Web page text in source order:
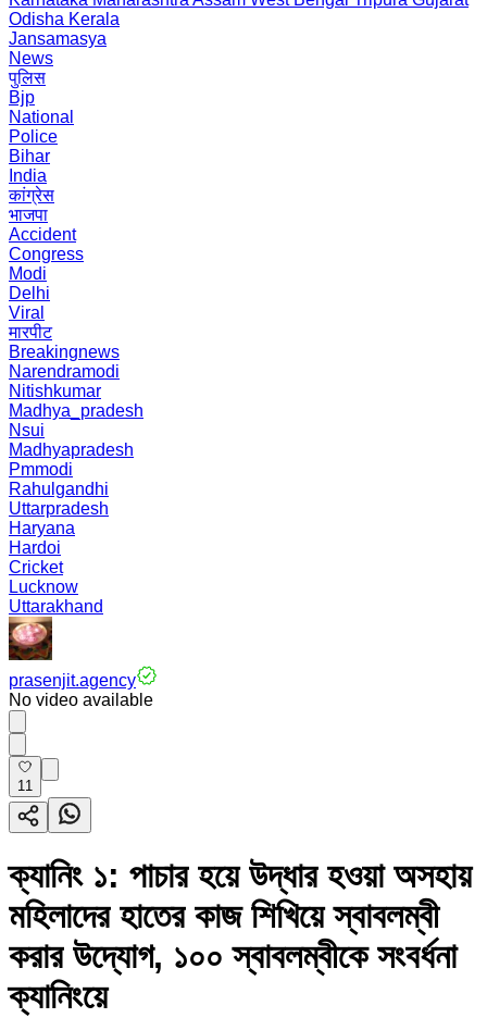
Odisha Kerala
Jansamasya
News
पुलिस
Bjp
National
Police
Bihar
India
कांग्रेस
भाजपा
Accident
Congress
Modi
Delhi
Viral
मारपीट
Breakingnews
Narendramodi
Nitishkumar
Madhya_pradesh
Nsui
Madhyapradesh
Pmmodi
Rahulgandhi
Uttarpradesh
Haryana
Hardoi
Cricket
Lucknow
Uttarakhand
prasenjit.agency
No video available
11
ক্যানিং ১: পাচার হয়ে উদ্ধার হওয়া অসহায়
মহিলাদের হাতের কাজ শিখিয়ে স্বাবলম্বী
করার উদ্যোগ, ১০০ স্বাবলম্বীকে সংবর্ধনা
ক্যানিংয়ে